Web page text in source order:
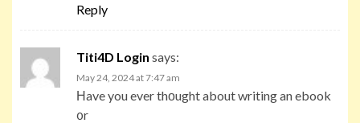
Reply
Titi4D Login says:
May 24, 2024 at 7:47 am
Ηave you ever thоught about writing an ebook
᧐r